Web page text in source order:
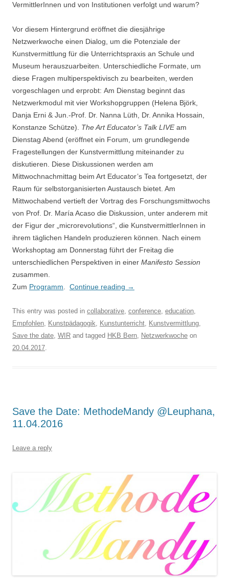
VermittlerInnen und von Institutionen verfolgt und warum?
Vor diesem Hintergrund eröffnet die diesjährige
Netzwerkwoche einen Dialog, um die Potenziale der
Kunstvermittlung für die Unterrichtspraxis an Schule und
Museum herauszuarbeiten. Unterschiedliche Formate, um
diese Fragen multiperspektivisch zu bearbeiten, werden
vorgeschlagen und erprobt: Am Dienstag beginnt das
Netzwerkmodul mit vier Workshopgruppen (Helena Björk,
Danja Erni & Jun.-Prof. Dr. Nanna Lüth, Dr. Annika Hossain,
Konstanze Schütze). The Art Educator’s Talk LIVEam
Dienstag Abend (eröffnet ein Forum, um grundlegende
Fragestellungen der Kunstvermittlung miteinander zu
diskutieren. Diese Diskussionen werden am
Mittwochnachmittag beim Art Educator’s Tea fortgesetzt, der
Raum für selbstorganisierten Austausch bietet. Am
Mittwochabend vertieft der Vortrag des Forschungsmittwochs
von Prof. Dr. María Acaso die Diskussion, unter anderem mit
der Figur der „microrevolutions“, die KunstvermittlerInnen in
ihrem täglichen Handeln produzieren können. Nach einem
Workshoptag am Donnerstag führt der Freitag die
unterschiedlichen Perspektiven in einer Manifesto Session
zusammen.
Zum Programm Continue reading →
This entry was posted in collaborative, conference, education,
Empfohlen, Kunstpädagogik, Kunstunterricht, Kunstvermittlung,
Save the date, WIR and tagged HKB Bern, Netzwerkwoche on
20.04.2017.
Save the Date: MethodeMandy @Leuphana,
11.04.2016
Leave a reply